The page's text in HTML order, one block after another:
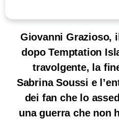
Giovanni Grazioso,
dopo Temptation
travolgente, la
Sabrina Soussi e
dei fan che lo
una guerra che non